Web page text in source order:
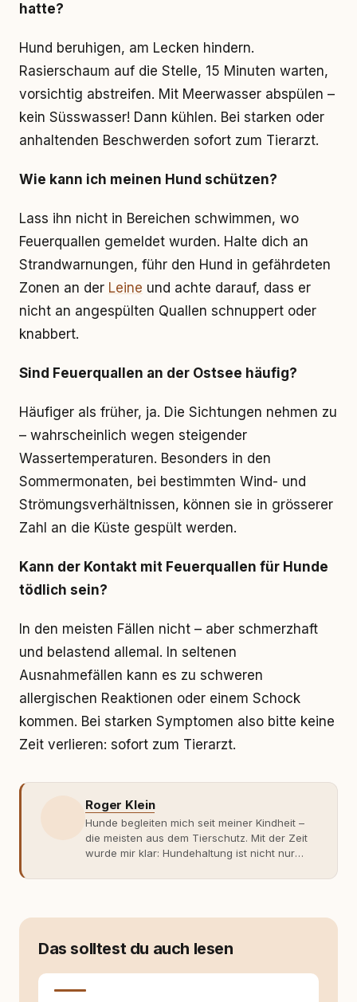
hatte?
Hund beruhigen, am Lecken hindern.
Rasierschaum auf die Stelle, 15 Minuten warten,
vorsichtig abstreifen. Mit Meerwasser abspülen –
kein Süsswasser! Dann kühlen. Bei starken oder
anhaltenden Beschwerden sofort zum Tierarzt.
Wie kann ich meinen Hund schützen?
Lass ihn nicht in Bereichen schwimmen, wo
Feuerquallen gemeldet wurden. Halte dich an
Strandwarnungen, führ den Hund in gefährdeten
Zonen an der Leine und achte darauf, dass er
nicht an angespülten Quallen schnuppert oder
knabbert.
Sind Feuerquallen an der Ostsee häufig?
Häufiger als früher, ja. Die Sichtungen nehmen zu
– wahrscheinlich wegen steigender
Wassertemperaturen. Besonders in den
Sommermonaten, bei bestimmten Wind- und
Strömungsverhältnissen, können sie in grösserer
Zahl an die Küste gespült werden.
Kann der Kontakt mit Feuerquallen für Hunde
tödlich sein?
In den meisten Fällen nicht – aber schmerzhaft
und belastend allemal. In seltenen
Ausnahmefällen kann es zu schweren
allergischen Reaktionen oder einem Schock
kommen. Bei starken Symptomen also bitte keine
Zeit verlieren: sofort zum Tierarzt.
Roger Klein
Hunde begleiten mich seit meiner Kindheit –
die meisten aus dem Tierschutz. Mit der Zeit
wurde mir klar: Hundehaltung ist nicht nur
Fachwissen. Der Wendepunkt kam mit meinem
moderner Hundeerziehung
entsteht echte Bindung dort, wo Verständnis
Wissen ersetzt – nicht umgekehrt. Aus dieser
Das solltest du auch lesen